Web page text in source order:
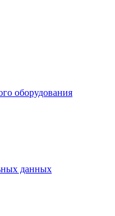
оборудования
данных